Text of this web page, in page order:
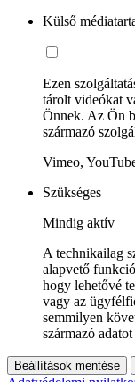
Külső
Ezen
tárolt videókat
Önnek. Az Ön
származó
Vimeo,
Szükséges
Mindig aktív
A technikailag
alapvető
hogy lehetővé
vagy az
semmilyen
származó
Beállítások mentése